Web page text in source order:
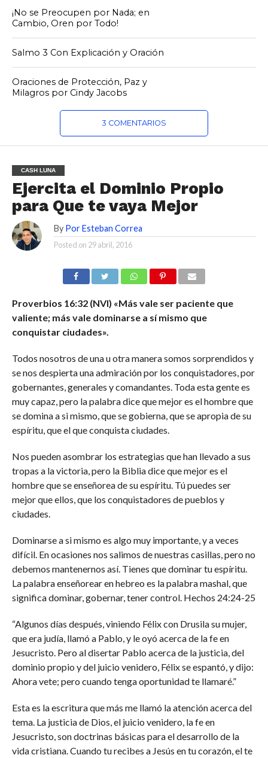
¡No se Preocupen por Nada; en
Cambio, Oren por Todo!
Salmo 3 Con Explicación y Oración
Oraciones de Protección, Paz y
Milagros por Cindy Jacobs
3 COMENTARIOS
CASH LUNA
Ejercita el Dominio Propio
para Que te vaya Mejor
By Por Esteban Correa
Posted on 29 abril, 2016
Proverbios 16:32 (NVI) «Más vale ser paciente que
valiente; más vale dominarse a sí mismo que
conquistar ciudades».
Todos nosotros de una u otra manera somos sorprendidos y
se nos despierta una admiración por los conquistadores, por
gobernantes, generales y comandantes. Toda esta gente es
muy capaz, pero la palabra dice que mejor es el hombre que
se domina a si mismo, que se gobierna, que se apropia de su
espíritu, que el que conquista ciudades.
Nos pueden asombrar los estrategias que han llevado a sus
tropas a la victoria, pero la Biblia dice que mejor es el
hombre que se enseñorea de su espíritu. Tú puedes ser
mejor que ellos, que los conquistadores de pueblos y
ciudades.
Dominarse a si mismo es algo muy importante, y a veces
difícil. En ocasiones nos salimos de nuestras casillas, pero no
debemos mantenernos así. Tienes que dominar tu espíritu.
La palabra enseñorear en hebreo es la palabra mashal, que
significa dominar, gobernar, tener control. Hechos 24:24-25
“Algunos días después, viniendo Félix con Drusila su mujer,
que era judía, llamó a Pablo, y le oyó acerca de la fe en
Jesucristo. Pero al disertar Pablo acerca de la justicia, del
dominio propio y del juicio venidero, Félix se espantó, y dijo:
Ahora vete; pero cuando tenga oportunidad te llamaré.”
Esta es la escritura que más me llamó la atención acerca del
tema. La justicia de Dios, el juicio venidero, la fe en
Jesucristo, son doctrinas básicas para el desarrollo de la
vida cristiana. Cuando tu recibes a Jesús en tu corazón, el te